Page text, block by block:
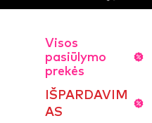
Visos
pasiūlymo
prekės
IŠPARDAVIM
AS